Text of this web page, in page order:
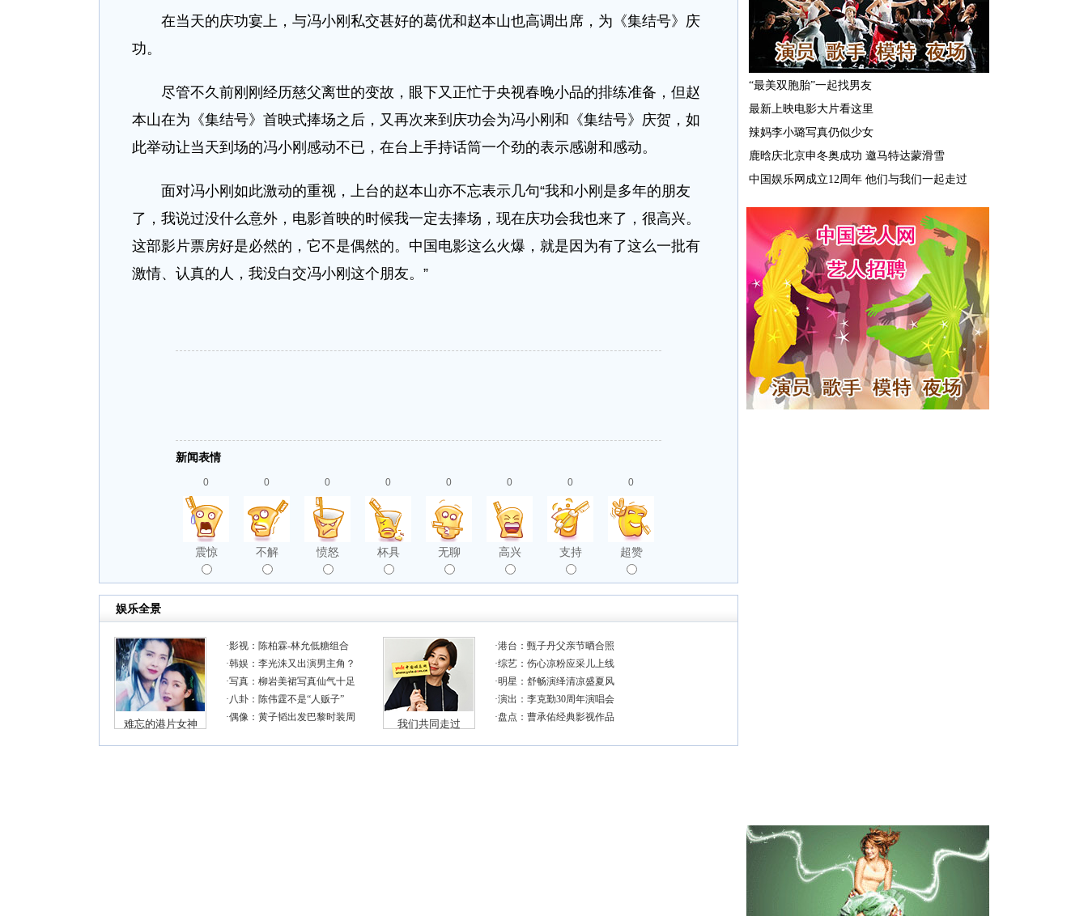
在当天的庆功宴上，与冯小刚私交甚好的葛优和赵本山也高调出席，为《集结号》庆
功。
尽管不久前刚刚经历慈父离世的变故，眼下又正忙于央视春晚小品的排练准备，但赵
本山在为《集结号》首映式捧场之后，又再次来到庆功会为冯小刚和《集结号》庆贺，如
此举动让当天到场的冯小刚感动不已，在台上手持话筒一个劲的表示感谢和感动。
面对冯小刚如此激动的重视，上台的赵本山亦不忘表示几句“我和小刚是多年的朋友
了，我说过没什么意外，电影首映的时候我一定去捧场，现在庆功会我也来了，很高兴。
这部影片票房好是必然的，它不是偶然的。中国电影这么火爆，就是因为有了这么一批有
激情、认真的人，我没白交冯小刚这个朋友。”
新闻表情
0
震惊
0
不解
0
愤怒
0
杯具
0
无聊
0
高兴
0
支持
0
超赞